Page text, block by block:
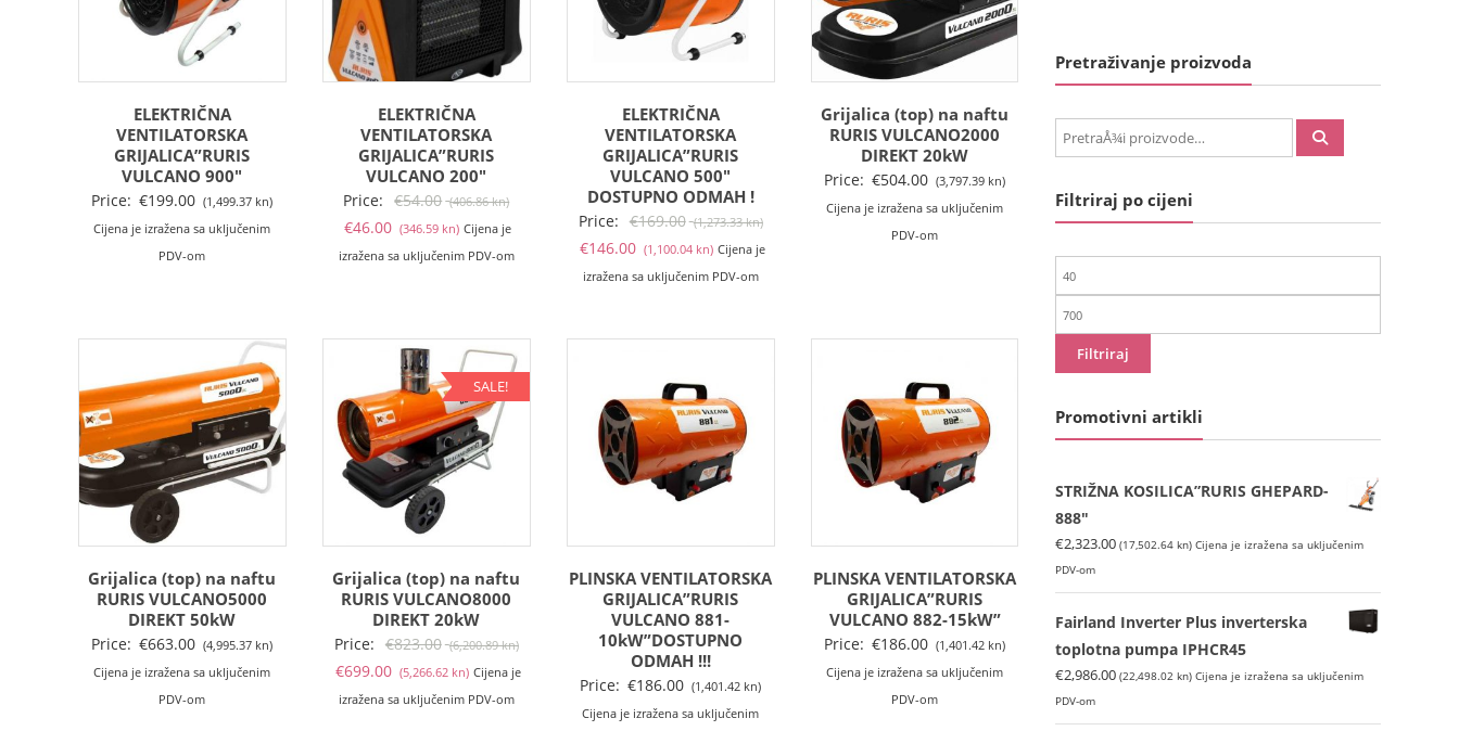
ELEKTRIČNA
VENTILATORSKA
GRIJALICA”RURIS
VULCANO 900″
Price: €199.00 (1,499.37 kn)
Cijena je izražena sa uključenim
PDV-om
ELEKTRIČNA
VENTILATORSKA
GRIJALICA”RURIS
VULCANO 200″
Price: €54.00 (406.86 kn)Izvorna
cijena
bila
(406.86
kn).
€46.00 (346.59 kn)Trenutna
cijena
(346.59
kn).
Cijena je
izražena sa uključenim PDV-om
ELEKTRIČNA
VENTILATORSKA
GRIJALICA”RURIS
VULCANO 500″
DOSTUPNO ODMAH !
Price: €169.00 (1,273.33 kn)Izvorna
cijena
€146.00 (1,100.04 kn)Trenutna
cijena
Cijena je
izražena sa uključenim PDV-om
Grijalica (top) na naftu
RURIS VULCANO2000
DIREKT 20kW
Price: €504.00 (3,797.39 kn)
Cijena je izražena sa uključenim
PDV-om
Grijalica (top) na naftu
RURIS VULCANO5000
DIREKT 50kW
Price: €663.00 (4,995.37 kn)
Cijena je izražena sa uključenim
PDV-om
SALE!
Grijalica (top) na naftu
RURIS VULCANO8000
DIREKT 20kW
Price: €823.00 (6,200.89 kn)Izvorna
cijena
€699.00 (5,266.62 kn)Trenutna
cijena
Cijena je
izražena sa uključenim PDV-om
PLINSKA VENTILATORSKA
GRIJALICA”RURIS
VULCANO 881-
10kW”DOSTUPNO
ODMAH !!!
Price: €186.00 (1,401.42 kn)
Cijena je izražena sa uključenim
PLINSKA VENTILATORSKA
GRIJALICA”RURIS
VULCANO 882-15kW”
Price: €186.00 (1,401.42 kn)
Cijena je izražena sa uključenim
PDV-om
Pretraživanje proizvoda
PretraÅ¾i:
Filtriraj po cijeni
Min
cijena
Maks
cijena
Filtriraj
Promotivni artikli
STRIŽNA KOSILICA”RURIS GHEPARD-
888″
€2,323.00 (17,502.64 kn) Cijena je izražena sa uključenim
PDV-om
Fairland Inverter Plus inverterska
toplotna pumpa IPHCR45
€2,986.00 (22,498.02 kn) Cijena je izražena sa uključenim
PDV-om